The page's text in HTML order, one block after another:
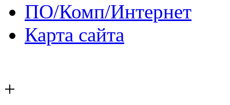
ПО/Комп/Интернет
Карта сайта
+